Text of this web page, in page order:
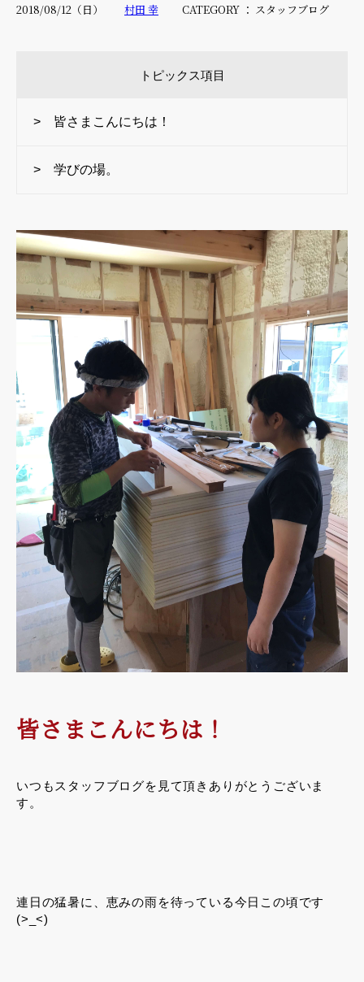
2018/08/12（日） 村田 幸 CATEGORY ： スタッフブログ
トピックス項目
> 皆さまこんにちは！
> 学びの場。
皆さまこんにちは！
いつもスタッフブログを見て頂きありがとうございま
す。
連日の猛暑に、恵みの雨を待っている今日この頃です
(>_<)